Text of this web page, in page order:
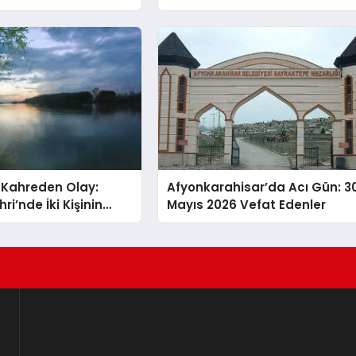
İçeriğin Gücü
Kahreden Olay:
İki Kişinin
Bulundu
Afyonkarahisar’da Acı Gün:
Mayıs 2026 Vefat Edenler